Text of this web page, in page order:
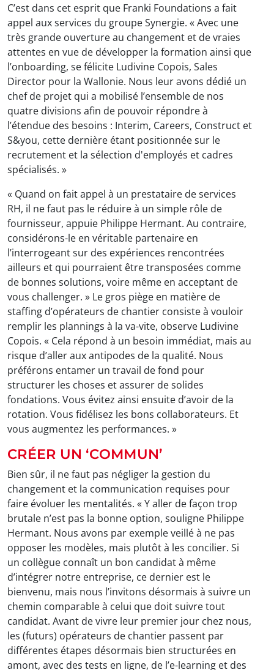
C’est dans cet esprit que Franki Foundations a fait
appel aux services du groupe Synergie. « Avec une
très grande ouverture au changement et de vraies
attentes en vue de développer la formation ainsi que
l’onboarding, se félicite Ludivine Copois, Sales
Director pour la Wallonie. Nous leur avons dédié un
chef de projet qui a mobilisé l’ensemble de nos
quatre divisions afin de pouvoir répondre à
l’étendue des besoins : Interim, Careers, Construct et
S&you, cette dernière étant positionnée sur le
recrutement et la sélection d'employés et cadres
spécialisés. »
« Quand on fait appel à un prestataire de services
RH, il ne faut pas le réduire à un simple rôle de
fournisseur, appuie Philippe Hermant. Au contraire,
considérons-le en véritable partenaire en
l’interrogeant sur des expériences rencontrées
ailleurs et qui pourraient être transposées comme
de bonnes solutions, voire même en acceptant de
vous challenger. » Le gros piège en matière de
staffing d’opérateurs de chantier consiste à vouloir
remplir les plannings à la va-vite, observe Ludivine
Copois. « Cela répond à un besoin immédiat, mais au
risque d’aller aux antipodes de la qualité. Nous
préférons entamer un travail de fond pour
structurer les choses et assurer de solides
fondations. Vous évitez ainsi ensuite d’avoir de la
rotation. Vous fidélisez les bons collaborateurs. Et
vous augmentez les performances. »
CRÉER UN ‘COMMUN’
Bien sûr, il ne faut pas négliger la gestion du
changement et la communication requises pour
faire évoluer les mentalités. « Y aller de façon trop
brutale n’est pas la bonne option, souligne Philippe
Hermant. Nous avons par exemple veillé à ne pas
opposer les modèles, mais plutôt à les concilier. Si
un collègue connaît un bon candidat à même
d’intégrer notre entreprise, ce dernier est le
bienvenu, mais nous l’invitons désormais à suivre un
chemin comparable à celui que doit suivre tout
candidat. Avant de vivre leur premier jour chez nous,
les (futurs) opérateurs de chantier passent par
différentes étapes désormais bien structurées en
amont, avec des tests en ligne, de l’e-learning et des